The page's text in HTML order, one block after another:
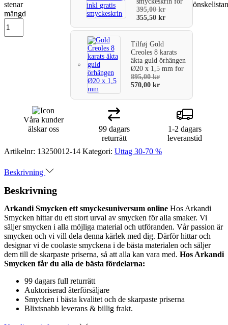
stenar
mängd
395,00kr
355,50kr
TilføjGold
Creoles 8 karats
äkta guld örhängen
Ø20 x 1,5 mmfor
895,00kr
570,00kr
önskelistan
Våra kunder
älskar oss
99 dagars
returrätt
1-2 dagars
leveranstid
Artikelnr: 13250012-14 Kategori: Uttag 30-70 %
Beskrivning
Beskrivning
Arkandi Smycken ett smyckesuniversum online Hos Arkandi
Smycken hittar du ett stort urval av smycken för alla smaker. Vi
säljer smycken i alla möjliga material och utföranden. Vår passion är
smycken och vi vill dela denna kärlek med dig. Därför hittar och
designar vi de coolaste smyckena i de bästa materialen och säljer
dem till de skarpaste priserna, så att alla kan vara med. Hos Arkandi
Smycken får du alla de bästa fördelarna:
99 dagars full returrätt
Auktoriserad återförsäljare
Smycken i bästa kvalitet och de skarpaste priserna
Blixtsnabb leverans & billig frakt.